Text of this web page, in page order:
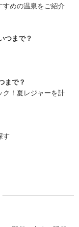
めの温泉をご紹介
つまで？
まで？
ク！夏レジャーを計
す